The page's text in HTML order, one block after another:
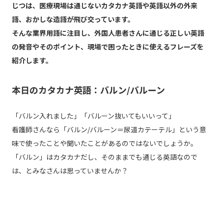
じつは、医療現場は通じないカタカナ英語や英語以外の外来
語、おかしな造語が飛び交っています。
そんな業界用語に注目し、外国人患者さんに通じる正しい英語
の発音やそのポイント、現場で困ったときに使えるフレーズを
紹介します。
本日のカタカナ英語：バルン/バルーン
「バルン入れました」「バルーン抜いてもいいって」
看護師さんなら「バルン/バルーン＝尿道カテーテル」という意
味で使ったことや聞いたことがあるのではないでしょうか。
「バルン」はカタカナだし、そのままでも通じる英語なので
は、とみなさんは思っていませんか？